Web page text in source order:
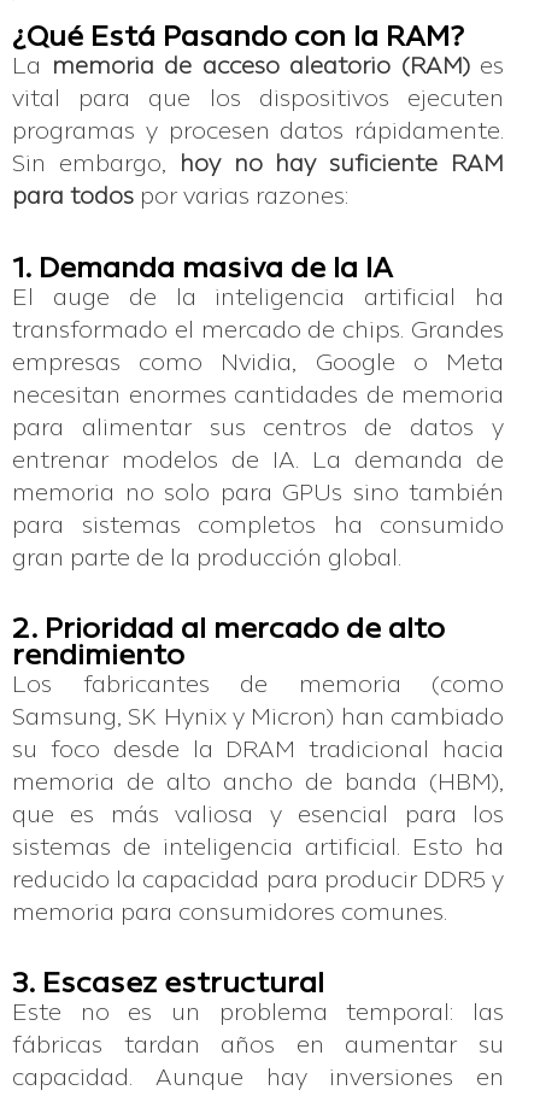
¿Qué Está Pasando con la RAM?
La memoria de acceso aleatorio (RAM)es
vital para que los dispositivos ejecuten
programas y procesen datos rápidamente.
Sin embargo,
hoy no hay suficiente RAM
para todos por varias razones:
1. Demanda masiva de la IA
El auge de la inteligencia artificial ha
transformado el mercado de chips. Grandes
empresas como Nvidia, Google o Meta
necesitan enormes cantidades de memoria
para alimentar sus centros de datos y
entrenar modelos de IA. La demanda de
memoria no solo para GPUs sino también
para sistemas completos ha consumido
gran parte de la producción global.
2. Prioridad al mercado de alto
rendimiento
Los fabricantes de memoria (como
Samsung, SK Hynix y Micron) han cambiado
su foco desde la DRAM tradicional hacia
memoria de alto ancho de banda (HBM),
que es más valiosa y esencial para los
sistemas de inteligencia artificial. Esto ha
reducido la capacidad para producir DDR5 y
memoria para consumidores comunes.
3. Escasez estructural
Este no es un problema temporal: las
fábricas tardan años en aumentar su
capacidad. Aunque hay inversiones en